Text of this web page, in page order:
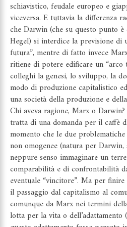
schiavistico, feudale europeo e
viceversa. E tuttavia la differenza
che Darwin (che su questo punto
Hegel) si interdice la previsione di
futura”, mentre di fatto invece
ritiene di potere edificare un
colleghi la genesi, lo sviluppo, la
modo di produzione capitalistico
una società della produzione e
Chi aveva ragione, Marx o
tratta di una domanda per il caffè
momento che le due
non omogenee (natura per
neppure senso immaginare un
comparabilità e di confrontabilità
eventuale “vincitore”. Ma per
il passaggio dal capitalismo al
comunque da Marx nei termini
lotta per la vita o dell’adattamento